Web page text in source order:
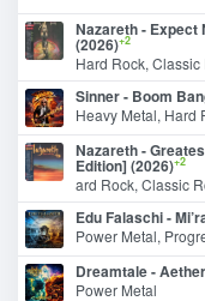
Nazareth - Expect
(2026)+2
Hard Rock, Classic
Sinner - Boom
Heavy Metal, Hard
Nazareth -
Edition] (2026)+2
ard Rock, Classic
Edu Falaschi -
Power Metal,
Dreamtale -
Power Metal